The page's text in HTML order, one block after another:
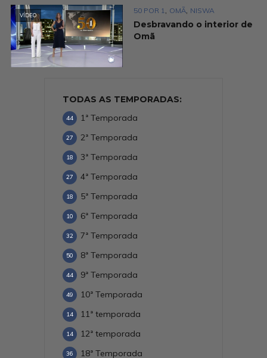
VÍDEO
50 POR 1, OMÃ, NISWA
Desbravando o interior de
Omã
TODAS AS TEMPORADAS:
1ª Temporada
44
2ª Temporada
27
3ª Temporada
18
4ª Temporada
27
5ª Temporada
18
6ª Temporada
10
7ª Temporada
32
8ª Temporada
50
9ª Temporada
44
10ª Temporada
49
11ª temporada
14
12ª temporada
14
18ª Temporada
36